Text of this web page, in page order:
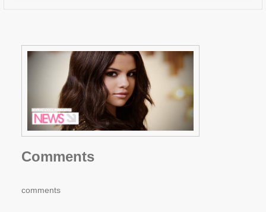
Comments
comments